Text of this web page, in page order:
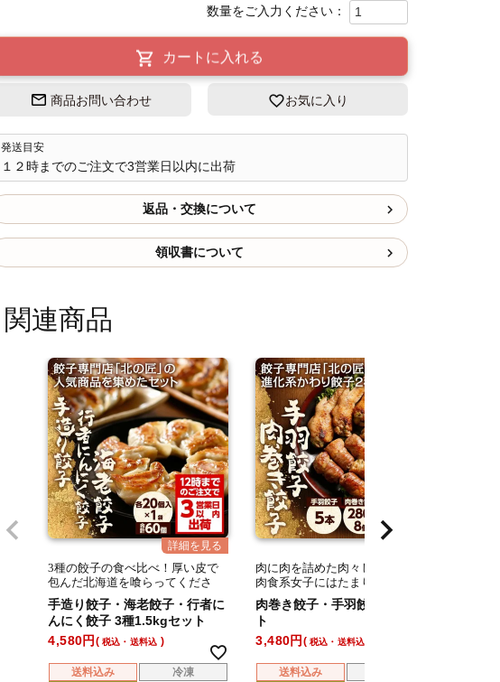
カートに入れる
商品お問い合わせ お気に入り
発送目安
１２時までのご注文で3営業日以内に出荷
返品・交換について
領収書について
関連商品
3種の餃子の食べ比べ！厚い皮で
包んだ北海道を喰らってくださ
い！
手造り餃子・海老餃子・行者に
んにく餃子 3種1.5kgセット
送料込み
冷凍
4,580 税込・送料込
肉に肉を詰めた肉々しい餃子！
肉食系女子にはたまりまへん！
肉巻き餃子・手羽餃子 2種セッ
ト
送料込み
3,480 税込・送料込